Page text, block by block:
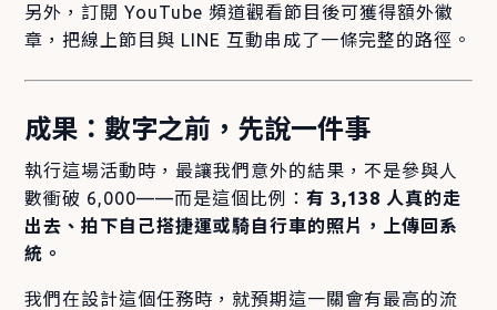
另外，訂閱 YouTube 頻道觀看節目後可獲得額外徽
章，把線上節目與 LINE 互動串成了一條完整的路徑。
成果：數字之前，先說一件事
執行這場活動時，最讓我們意外的結果，不是參與人
數衝破 6,000——而是這個比例：有 3,138 人真的走
出去、拍下自己搭捷運或騎自行車的照片，上傳回系
統。
我們在設計這個任務時，就預期這一關會有最高的流